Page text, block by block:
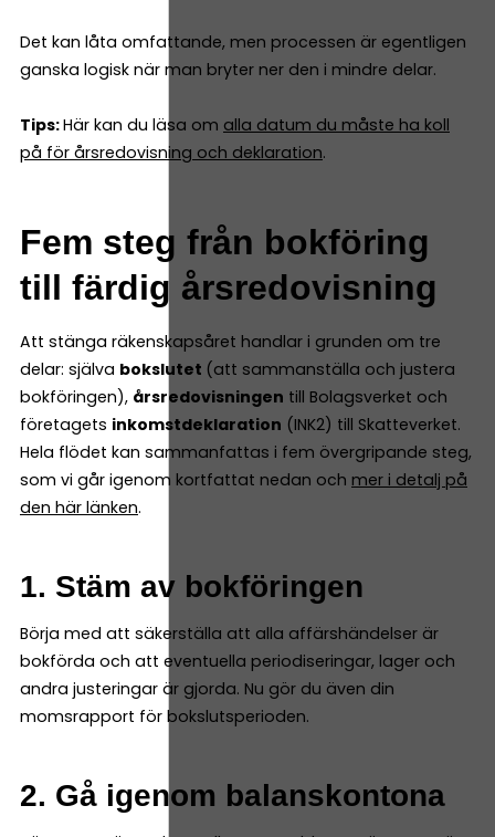
Det kan låta omfattande, men processen är egentligen
ganska logisk när man bryter ner den i mindre delar.
Tips:Här kan du läsa om alla datum du måste ha koll
på för årsredovisning och deklaration.
Fem steg från bokföring
till färdig årsredovisning
Att stänga räkenskapsåret handlar i grunden om tre
delar: själva bokslutet (att sammanställa och justera
bokföringen), årsredovisningen till Bolagsverket och
företagets inkomstdeklaration (INK2) till Skatteverket.
Hela flödet kan sammanfattas i fem övergripande steg,
som vi går igenom kortfattat nedan och mer i detalj på
den här länken.
1. Stäm av bokföringen
Börja med att säkerställa att alla affärshändelser är
bokförda och att eventuella periodiseringar, lager och
andra justeringar är gjorda. Nu gör du även din
momsrapport för bokslutsperioden.
2. Gå igenom balanskontona